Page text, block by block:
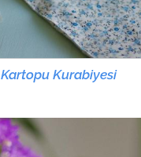
Kartopu Kurabiyesi